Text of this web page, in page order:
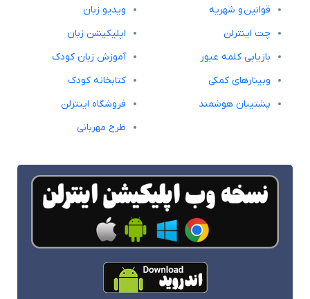
قوانین و شهریه
چت اینترلن
بازیابی کلمه عبور
وبینارهای کمکی
پشتیبان هوشمند
ویدیو زبان
اپلیکیشن زبان
آموزش زبان کودک
کتابخانه کودک
فروشگاه اینترلن
طرح مهربانی